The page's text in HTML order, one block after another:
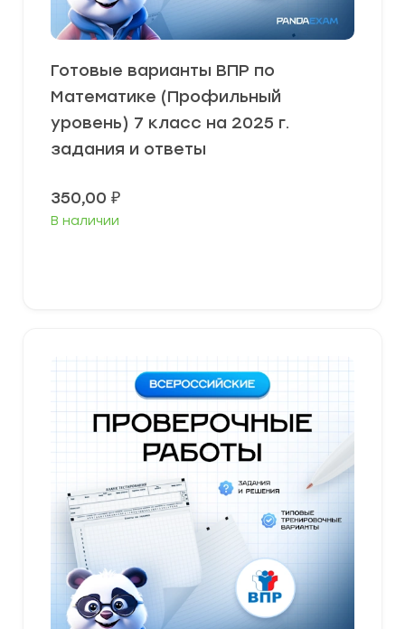
Готовые варианты ВПР по
Математике (Профильный
уровень) 7 класс на 2025 г.
задания и ответы
350,00 ₽
В наличии